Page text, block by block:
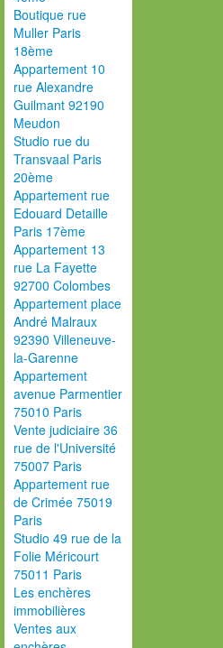
Boutique rue
Muller Paris
18ème
Appartement 10
rue Alexandre
Guilmant 92190
Meudon
Studio rue du
Transvaal Paris
20ème
Appartement rue
Edouard Detaille
Paris 17ème
Appartement 13
rue La Fayette
92700 Colombes
Appartement place
André Malraux
92390 Villeneuve-
la-Garenne
Appartement
avenue Parmentier
75010 Paris
Vente judiciaire 36
rue de l'Université
75007 Paris
Appartement rue
de Crimée 75019
Paris
Studio 49 rue de la
Folie Méricourt
75011 Paris
Les enchères
immobilières
Ventes aux